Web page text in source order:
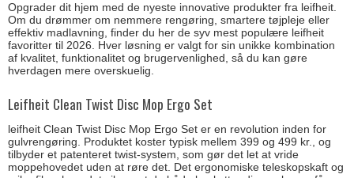
Opgrader dit hjem med de nyeste innovative produkter fra leifheit.
Om du drømmer om nemmere rengøring, smartere tøjpleje eller
effektiv madlavning, finder du her de syv mest populære leifheit
favoritter til 2026. Hver løsning er valgt for sin unikke kombination
af kvalitet, funktionalitet og brugervenlighed, så du kan gøre
hverdagen mere overskuelig.
Leifheit Clean Twist Disc Mop Ergo Set
leifheit Clean Twist Disc Mop Ergo Set er en revolution inden for
gulvrengøring. Produktet koster typisk mellem 399 og 499 kr., og
tilbyder et patenteret twist-system, som gør det let at vride
moppehovedet uden at røre det. Det ergonomiske teleskopskaft og